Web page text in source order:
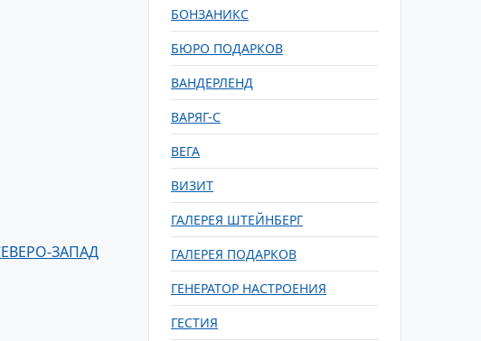
ЗАПАД
БОНЗАНИКС
БЮРО ПОДАРКОВ
ВАНДЕРЛЕНД
ВАРЯГ-С
ВЕГА
ВИЗИТ
ГАЛЕРЕЯ ШТЕЙНБЕРГ
ГАЛЕРЕЯ ПОДАРКОВ
ГЕНЕРАТОР НАСТРОЕНИЯ
ГЕСТИЯ